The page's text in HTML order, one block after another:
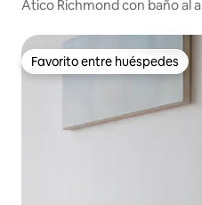
Ático Richmond con baño al
Favorito entre huéspedes
Favorito entre huéspedes